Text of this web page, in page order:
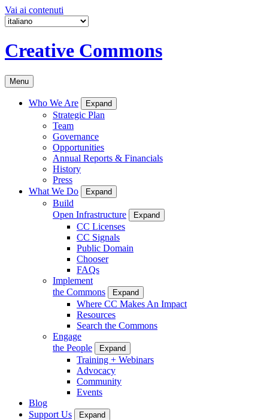
Vai ai contenuti
Creative Commons
Menu
Who We Are Expand
Strategic Plan
Team
Governance
Opportunities
Annual Reports & Financials
History
Press
What We Do
Expand
Build
Open Infrastructure
Expand
CC Licenses
CC Signals
Public Domain
Chooser
FAQs
Implement
the Commons
Expand
Where CC Makes An Impact
Resources
Search the Commons
Engage
the People
Expand
Training + Webinars
Advocacy
Community
Events
Blog
Support Us
Expand